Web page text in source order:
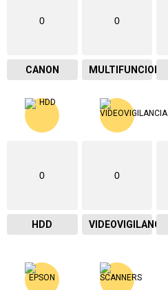
0
CANON
0
MULTIFUNCIONAL
0
HDD
0
VIDEOVIGILANCIA